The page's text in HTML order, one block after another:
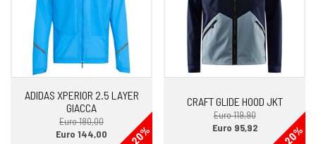
ADIDAS XPERIOR 2.5 LAYER
GIACCA
Euro 180,00
-20%
Euro 144,00
CRAFT GLIDE HOOD JKT
Euro 119,90
-20%
Euro 95,92